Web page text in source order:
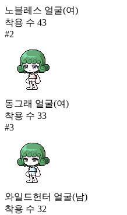
노블레스 얼굴(여)
착용 수 43
#2
동그래 얼굴(여)
착용 수 33
#3
와일드헌터 얼굴(남)
착용 수 32